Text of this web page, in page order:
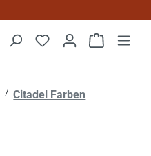
/ Citadel Farben